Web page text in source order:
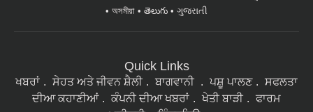
অসমীয়া
తెలుగు ગુજરાતી
Quick Links
ਖਬਰਾਂ ਸੇਹਤ ਅਤੇ ਜੀਵਨ ਸ਼ੈਲੀ ਬਾਗਵਾਨੀ ਪਸ਼ੂ ਪਾਲਣ
ਸਫਲਤਾ
ਦੀਆ ਕਹਾਣੀਆਂ
ਕੰਪਨੀ ਦੀਆ ਖਬਰਾਂ ਖੇਤੀ ਬਾੜੀ
ਫਾਰਮ